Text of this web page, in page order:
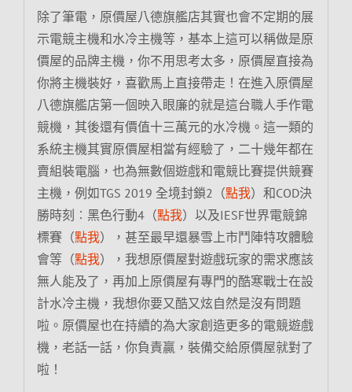
除了筆電，原價屋八德旗艦店其實也會不定期的展
示電競主機和水冷主機等，基本上這可以稱做是原
價屋的品牌主機，你不用思考太多，原價屋直接為
你將主機裝好，喜歡馬上直接帶走！在進入原價屋
八德旗艦店第一個映入眼廉的就是這台職人手作電
競機，其後還有價值十三萬元的水冷機。這一類的
系統主機其實原價屋相當有經驗了，二十幾年都在
賣組裝電腦，也為無數個遊戲和電競比賽提供競賽
主機，例如TGS 2019 全境封鎖2（點我）和COD決
勝時刻︰黑色行動4（點我）以及IESF世界電競錦
標賽（點我），甚至最早還暴雪上市鬥陣特攻體驗
會等（點我），我想原價屋對遊戲玩家的需求應該
無人能及了，再加上原價屋有專門的酷寒戰士在設
計水冷主機，我想你要又酷又炫自然是沒有問題
啦。原價屋也在持續的為大家創造更多的電競遊戲
機，老話一話，你負責贏，裝備交給原價屋就對了
啦！